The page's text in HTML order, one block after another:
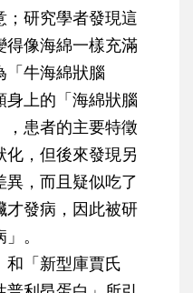
；研究學者發現這
得像海綿一樣充滿
「牛海綿狀腦
身上的「海綿狀腦
，患者的主要特徵
，但後來發現另
，而且疑似吃了
才發病，因此被研
。
和「新型庫賈氏